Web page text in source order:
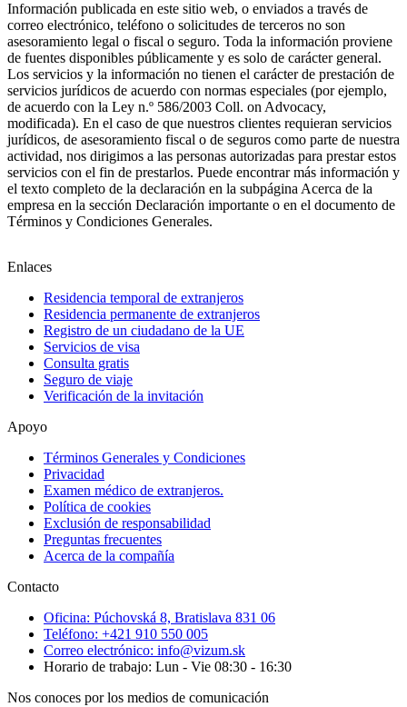
Información publicada en este sitio web, o enviados a través de
correo electrónico, teléfono o solicitudes de terceros no son
asesoramiento legal o fiscal o seguro. Toda la información proviene
de fuentes disponibles públicamente y es solo de carácter general.
Los servicios y la información no tienen el carácter de prestación de
servicios jurídicos de acuerdo con normas especiales (por ejemplo,
de acuerdo con la Ley n.º 586/2003 Coll. on Advocacy,
modificada). En el caso de que nuestros clientes requieran servicios
jurídicos, de asesoramiento fiscal o de seguros como parte de nuestra
actividad, nos dirigimos a las personas autorizadas para prestar estos
servicios con el fin de prestarlos. Puede encontrar más información y
el texto completo de la declaración en la subpágina Acerca de la
empresa en la sección Declaración importante o en el documento de
Términos y Condiciones Generales.
Enlaces
Residencia temporal de extranjeros
Residencia permanente de extranjeros
Registro de un ciudadano de la UE
Servicios de visa
Consulta gratis
Seguro de viaje
Verificación de la invitación
Apoyo
Términos Generales y Condiciones
Privacidad
Examen médico de extranjeros.
Política de cookies
Exclusión de responsabilidad
Preguntas frecuentes
Acerca de la compañía
Contacto
Oficina: Púchovská 8, Bratislava 831 06
Teléfono: +421 910 550 005
Correo electrónico: info@vizum.sk
Horario de trabajo: Lun - Vie 08:30 - 16:30
Nos conoces por los medios de comunicación